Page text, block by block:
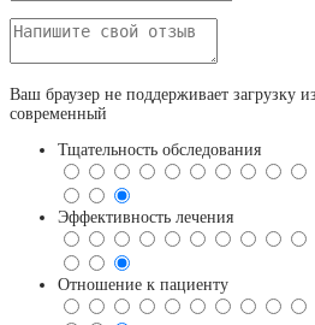
Ваш браузер не поддерживает загрузку
современный
Тщательность обследования
Эффективность лечения
Отношение к пациенту